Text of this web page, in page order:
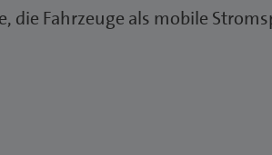
Fahrzeuge als mobile